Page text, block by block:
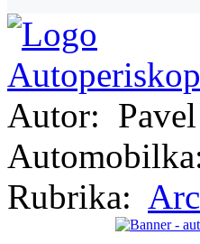
Autor:
Rubrika: